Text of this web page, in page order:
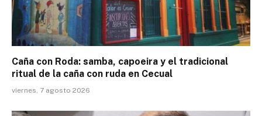
Caña con Roda: samba, capoeira y el tradicional
ritual de la caña con ruda en Cecual
viernes, 7 agosto 2026